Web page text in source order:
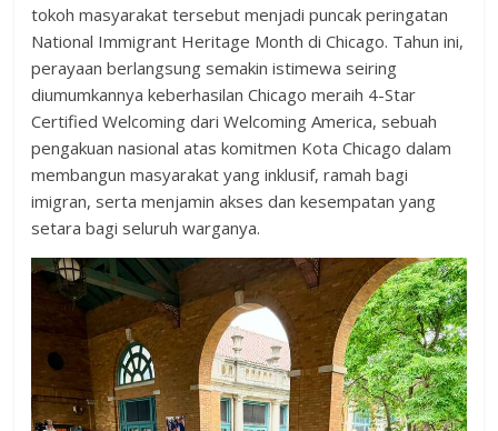
tokoh masyarakat tersebut menjadi puncak peringatan
National Immigrant Heritage Month di Chicago. Tahun ini,
perayaan berlangsung semakin istimewa seiring
diumumkannya keberhasilan Chicago meraih 4-Star
Certified Welcoming dari Welcoming America, sebuah
pengakuan nasional atas komitmen Kota Chicago dalam
membangun masyarakat yang inklusif, ramah bagi
imigran, serta menjamin akses dan kesempatan yang
setara bagi seluruh warganya.